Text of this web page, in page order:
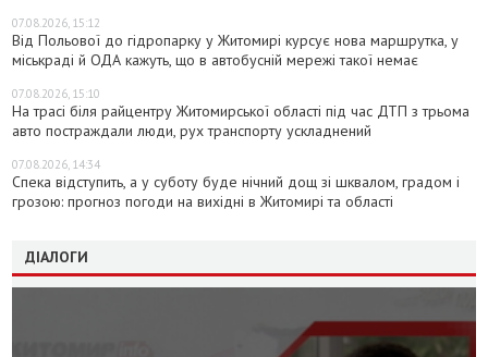
07.08.2026, 15:12
Від Польової до гідропарку у Житомирі курсує нова маршрутка, у
міськраді й ОДА кажуть, що в автобусній мережі такої немає
07.08.2026, 15:10
На трасі біля райцентру Житомирської області під час ДТП з трьома
авто постраждали люди, рух транспорту ускладнений
07.08.2026, 14:34
Спека відступить, а у суботу буде нічний дощ зі шквалом, градом і
грозою: прогноз погоди на вихідні в Житомирі та області
ДІАЛОГИ